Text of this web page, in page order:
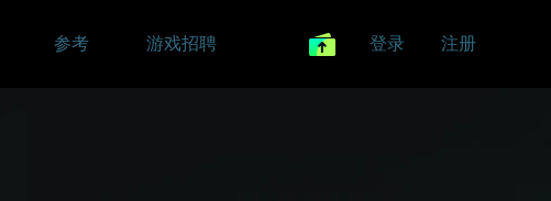
参考 游戏招聘 登录 注册